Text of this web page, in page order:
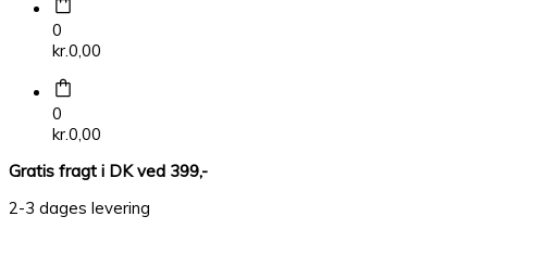
0
kr.0,00
0
kr.0,00
Gratis fragt i DK ved 399,-
2-3 dages levering